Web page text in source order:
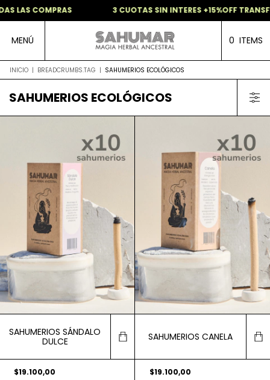
COMPRAS 3 CUOTAS SIN INTERES +15%OFF
MENÚ 0 ITEMS
INICIO | BREADCRUMBS.TAG | SAHUMERIOS ECOLÓGICOS
SAHUMERIOS ECOLÓGICOS
SAHUMERIOS SÁNDALO
DULCE
$19.100,00
SAHUMERIOS CANELA
$19.100,00